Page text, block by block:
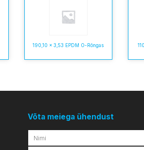
190,10 x 3,53 EPDM O-Rõngas
Võta meiega ühendust